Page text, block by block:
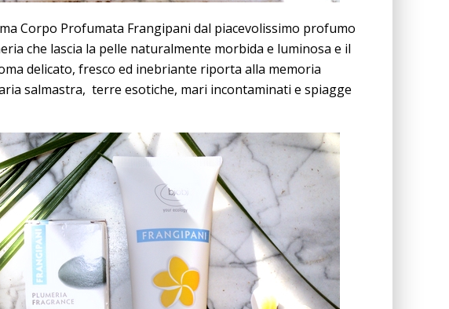
Corpo Profumata Frangipani dal piacevolissimo profumo
che lascia la pelle naturalmente morbida e luminosa e il
delicato, fresco ed inebriante riporta alla memoria
salmastra, terre esotiche, mari incontaminati e spiagge